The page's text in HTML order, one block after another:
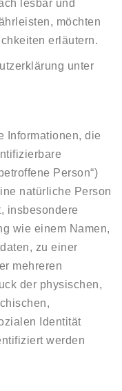
lesbar und
möchten
erläutern.
unter
Informationen, die
Person“)
natürliche Person
insbesondere
wie einem Namen,
zu einer
mehreren
der physischen,
Identität
werden